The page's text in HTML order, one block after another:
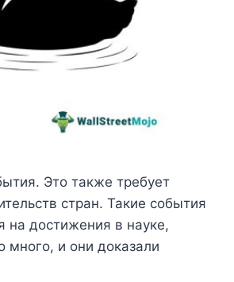
Это также требует
стран. Такие события
на достижения в науке,
много, и они доказали